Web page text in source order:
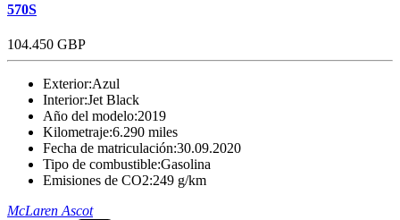
570S
104.450 GBP
Exterior:Azul
Interior:Jet Black
Año del modelo:2019
Kilometraje:6.290 miles
Fecha de matriculación:30.09.2020
Tipo de combustible:Gasolina
Emisiones de CO2:249 g/km
McLaren Ascot